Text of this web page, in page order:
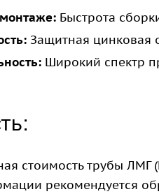
Быстрота
Защитная цинковая
Широкий спектр
стоимость трубы ЛМГ
рекомендуется